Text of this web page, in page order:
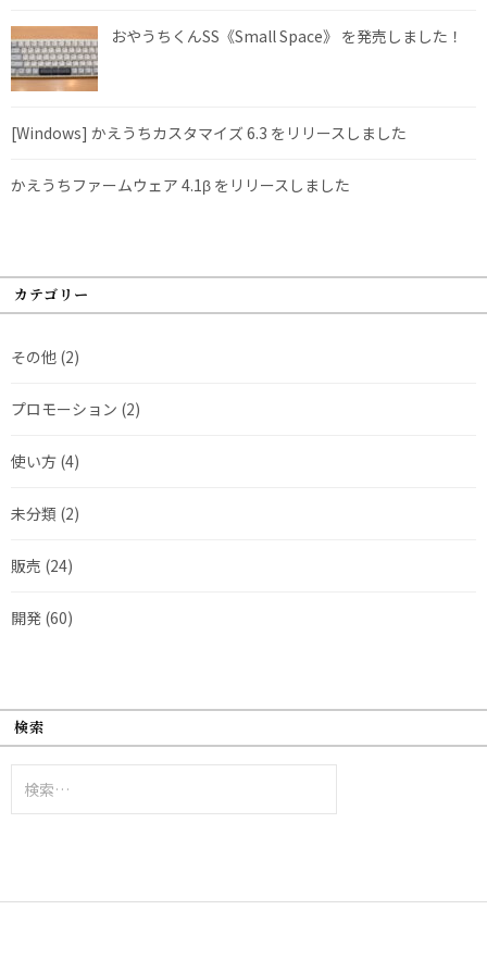
おやうちくんSS《Small Space》 を発売しました！
[Windows] かえうちカスタマイズ 6.3 をリリースしました
かえうちファームウェア 4.1β をリリースしました
カテゴリー
その他 (2)
プロモーション (2)
使い方 (4)
未分類 (2)
販売 (24)
開発 (60)
検索
索: